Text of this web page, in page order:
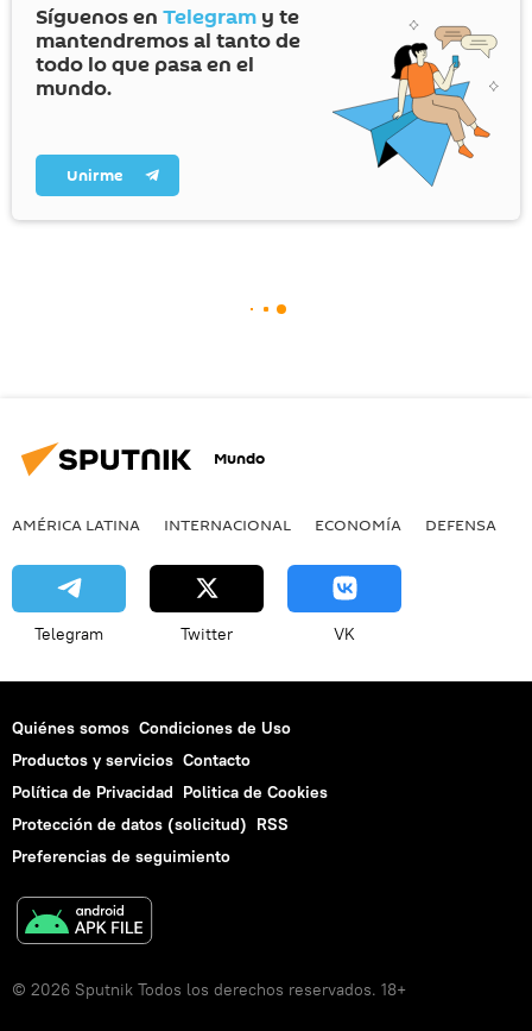
Síguenos en Telegram y te
mantendremos al tanto de
todo lo que pasa en el
mundo.
Unirme
Mundo
AMÉRICA LATINA INTERNACIONAL ECONOMÍA DEFENSA
Telegram Twitter VK
Quiénes somos Condiciones de Uso
Productos y servicios Contacto
Política de Privacidad Politica de Cookies
Protección de datos (solicitud) RSS
Preferencias de seguimiento
© 2026 Sputnik Todos los derechos reservados. 18+